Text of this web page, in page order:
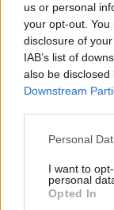
us or personal
your opt-out.
disclosure of
IAB’s list of
also be
Downstream
Please note that
not limited to
grant or deny
use your data
Personal
I want to
personal
Opted In
Van persze
mindenki a
már évek óta
nagy részét.
Lehetetlen